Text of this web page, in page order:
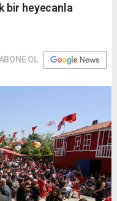
bir heyecanla
ABONE OL